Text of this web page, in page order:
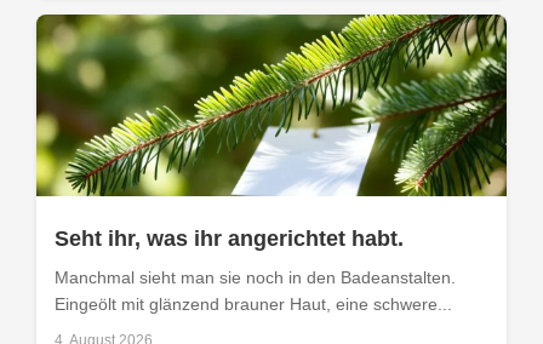
Seht ihr, was ihr angerichtet habt.
Manchmal sieht man sie noch in den Badeanstalten.
Eingeölt mit glänzend brauner Haut, eine schwere...
4. August 2026